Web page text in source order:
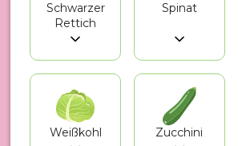
Schwarzer
Rettich
Spinat
Weißkohl Zucchini